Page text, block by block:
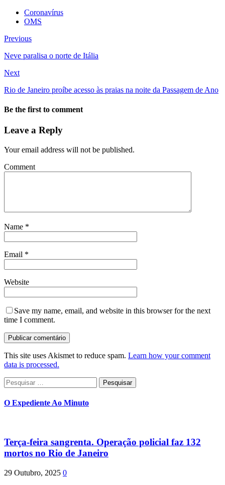
Coronavírus
OMS
Previous
Neve paralisa o norte de Itália
Next
Rio de Janeiro proíbe acesso às praias na noite da Passagem de Ano
Be the first to comment
Leave a Reply
Your email address will not be published.
Comment
Name *
Email *
Website
Save my name, email, and website in this browser for the next
time I comment.
This site uses Akismet to reduce spam. Learn how your comment
data is processed.
Pesquisar
por:
O Expediente Ao Minuto
Terça-feira sangrenta. Operação policial faz 132
mortos no Rio de Janeiro
29 Outubro, 2025 0